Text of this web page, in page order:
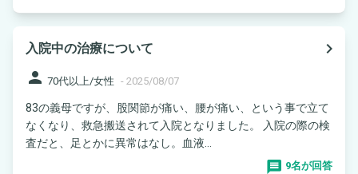
入院中の治療について
navigate_next
person 70代以上/女性 - 2025/08/07
83の義母ですが、股関節が痛い、腰が痛い、という事で立て
なくなり、救急搬送されて入院となりました。 入院の際の検
査だと、足とかに異常はなし。血液...
9名が回答